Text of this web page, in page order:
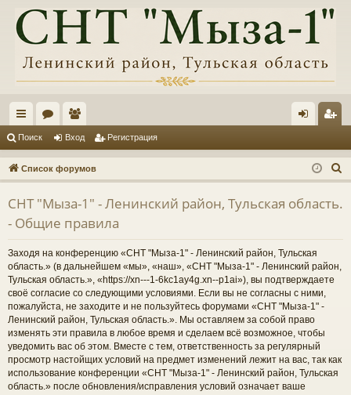
с
ы
лк
и
ум
ы
ол
ьз
ов
ат
ел
и
д ис
тр
ац
Поиск Вход Регистрация
Список форумов
о
СНТ "Мыза-1" - Ленинский район, Тульская область.
- Общие правила
Заходя на конференцию «СНТ "Мыза-1" - Ленинский район, Тульская
область.» (в дальнейшем «мы», «наш», «СНТ "Мыза-1" - Ленинский район,
Тульская область.», «https://xn---1-6kc1ay4g.xn--p1ai»), вы подтверждаете
своё согласие со следующими условиями. Если вы не согласны с ними,
пожалуйста, не заходите и не пользуйтесь форумами «СНТ "Мыза-1" -
Ленинский район, Тульская область.». Мы оставляем за собой право
изменять эти правила в любое время и сделаем всё возможное, чтобы
уведомить вас об этом. Вместе с тем, ответственность за регулярный
просмотр настойщих условий на предмет изменений лежит на вас, так как
использование конференции «СНТ "Мыза-1" - Ленинский район, Тульская
область.» после обновления/исправления условий означает ваше